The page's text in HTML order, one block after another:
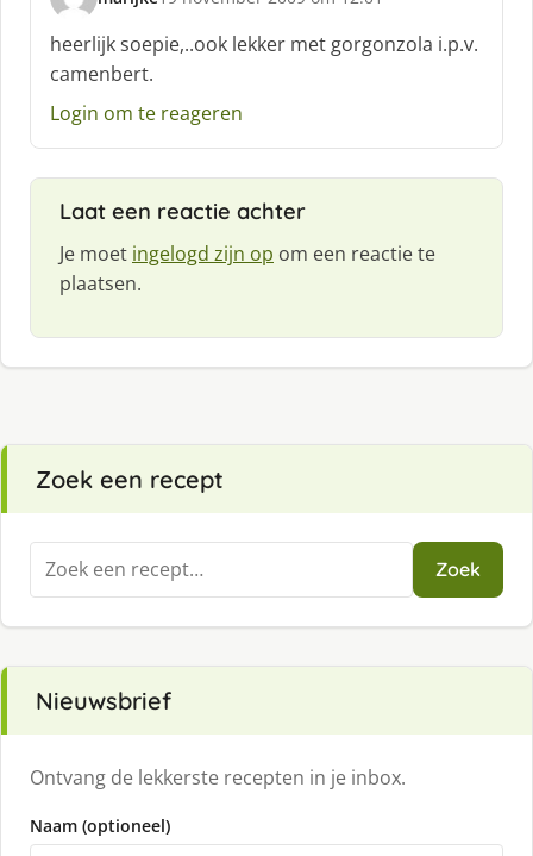
s
c
h
r
e
:
heerlijk soepie,..ook lekker met gorgonzola i.p.v.
camenbert.
Login om te reageren
Laat een reactie achter
Je moet ingelogd zijn op om een reactie te
plaatsen.
Zoek een recept
Zoeken
naar:
Zoek
Nieuwsbrief
Ontvang de lekkerste recepten in je inbox.
Naam (optioneel)